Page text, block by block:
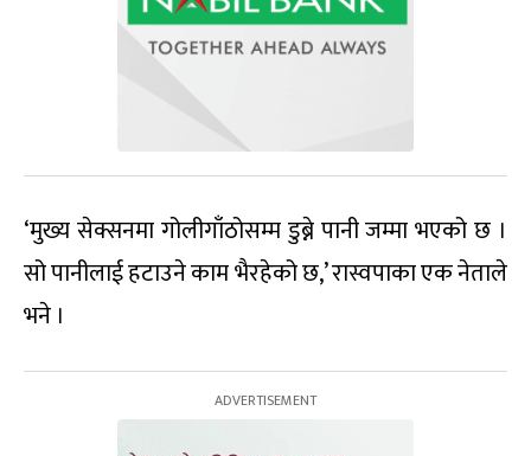
‘मुख्य सेक्सनमा गोलीगाँठोसम्म डुब्ने पानी जम्मा भएको छ ।
सो पानीलाई हटाउने काम भैरहेको छ,’ रास्वपाका एक नेताले
भने ।